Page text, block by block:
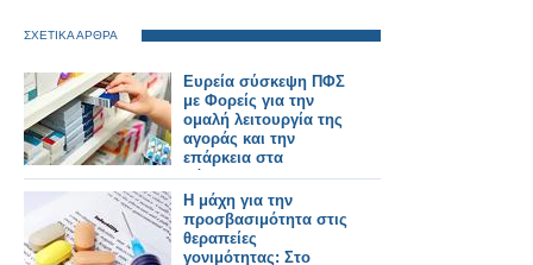
ΣΧΕΤΙΚΑ ΑΡΘΡΑ
Ευρεία σύσκεψη ΠΦΣ
με Φορείς για την
ομαλή λειτουργία της
αγοράς και την
επάρκεια στα
φάρμακα!
Η μάχη για την
προσβασιμότητα στις
θεραπείες
γονιμότητας: Στο